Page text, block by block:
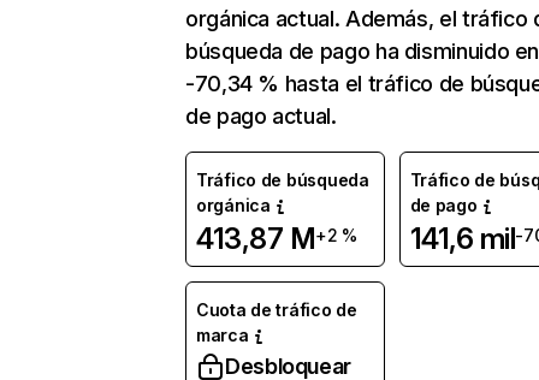
orgánica actual. Además, el tráfico
búsqueda de pago ha disminuido en
-70,34 % hasta el tráfico de
de pago actual.
Tráfico de búsqueda
orgánica
413,87 M+2 %
Tráfico de
de pago
141,6 mil-
Cuota de tráfico de
marca
Desbloquear